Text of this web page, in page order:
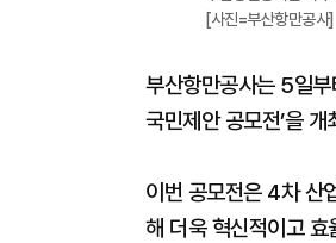
[사진=부산항만공사]
부산항만공사는 5일
국민제안 공모전’을
이번 공모전은 4차 산
해 더욱 혁신적이고